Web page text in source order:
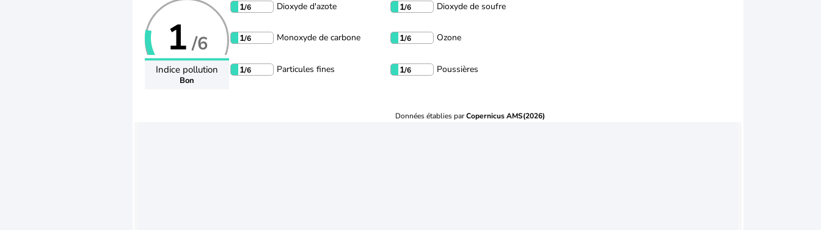
1 /6
Indice pollution
Bon
1/6 Dioxyde d'azote 1/6 Dioxyde de soufre
1/6 Monoxyde de carbone 1/6 Ozone
1/6 Particules fines 1/6 Poussières
Données établies parCopernicus AMS(2026)